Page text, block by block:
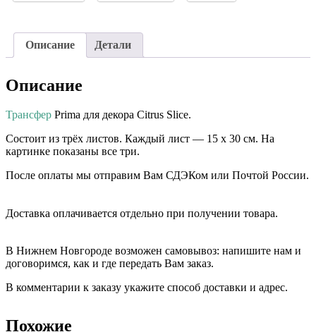
Описание Детали
Описание
Трансфер Prima для декора Citrus Slice.
Состоит из трёх листов. Каждый лист — 15 х 30 см. На
картинке показаны все три.
После оплаты мы отправим Вам СДЭКом или Почтой России.
Доставка оплачивается отдельно при получении товара. ⠀⠀
В Нижнем Новгороде возможен самовывоз: напишите нам и
договоримся, как и где передать Вам заказ.
В комментарии к заказу укажите способ доставки и адрес.
Похожие